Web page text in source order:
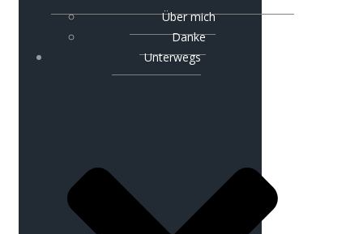
Über mich
Danke
Unterwegs